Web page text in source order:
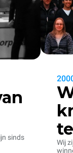
sinds
Wij